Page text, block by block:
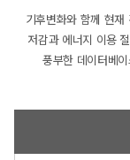
기후변화와 함께 현
저감과 에너지 이용
풍부한 데이터베